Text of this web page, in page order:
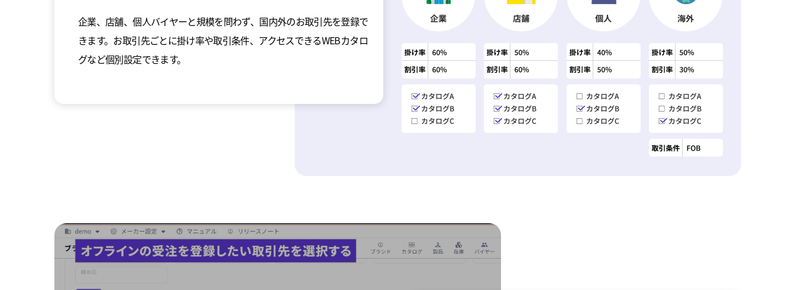
企業、店舗、個人バイヤーと規模を問わず、国内外のお取引先を登録で
きます。お取引先ごとに掛け率や取引条件、アクセスできるWEBカタロ
グなど個別設定できます。